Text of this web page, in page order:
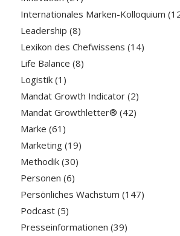
Internationales Marken-Kolloquium
Leadership (8)
Lexikon des Chefwissens (14)
Life Balance (8)
Logistik(1)
Mandat Growth Indicator(2)
Mandat Growthletter® (42)
Marke (61)
Marketing(19)
Methodik(30)
Personen (6)
Persönliches Wachstum (147)
Podcast(5)
Presseinformationen (39)